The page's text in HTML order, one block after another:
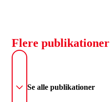
Flere publikationer
Se alle publikationer